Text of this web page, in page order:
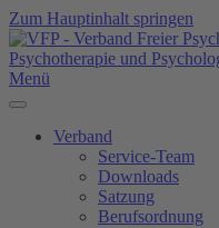
Zum Hauptinhalt springen
Menü
Verband
Service-Team
Downloads
Satzung
Berufsordnung